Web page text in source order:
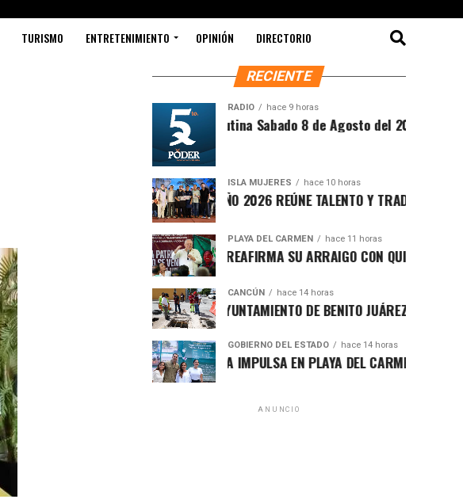
TURISMO ENTRETENIMIENTO OPINIÓN DIRECTORIO
RECIENTE
RADIO hace 9 horas
Síntesis Matutina Sabado 8 de Agosto del 2026
ISLA MUJERES hace 10 horas
CEVICHE ISLEÑO 2026 REÚNE TALENTO Y TRADICIÓN EN ISLA
PLAYA DEL CARMEN hace 11 horas
RAFA MARÍN REAFIRMA SU ARRAIGO CON QUINTANA ROO Y
CANCÚN hace 14 horas
FORTALECE AYUNTAMIENTO DE BENITO JUÁREZ ACCIONES
GOBIERNO DEL ESTADO hace 14 horas
MARA LEZAMA IMPULSA EN PLAYA DEL CARMEN EL PRIMER
ANUNCIO